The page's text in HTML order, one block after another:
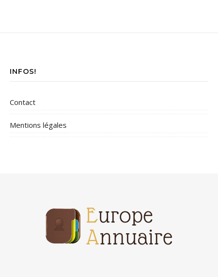
INFOS!
Contact
Mentions légales